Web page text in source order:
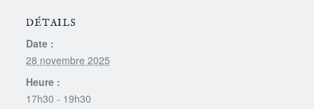
DÉTAILS
Date :
28 novembre 2025
Heure :
17h30 - 19h30